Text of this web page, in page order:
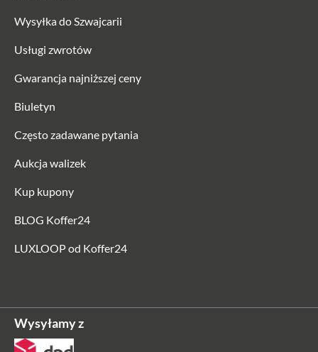
Wysyłka do Szwajcarii
Usługi zwrotów
Gwarancja najniższej ceny
Biuletyn
Często zadawane pytania
Aukcja walizek
Kup kupony
BLOG Koffer24
LUXLOOP od Koffer24
Wysyłamy z